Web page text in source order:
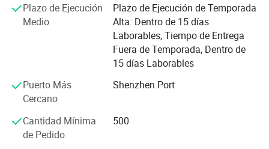
todo tipo de productos .
Ofreceremos nuestro mejor servicio con los productos más
eficaces y competitivos, así como un servicio completo y
Plazo de Ejecución
Medio
Plazo de Ejecución de Temporada
Alta: Dentro de 15 días
Laborables, Tiempo de Entrega
Fuera de Temporada, Dentro de
15 días Laborables
Puerto Más
Cercano
Shenzhen Port
Cantidad Mínima
de Pedido
500